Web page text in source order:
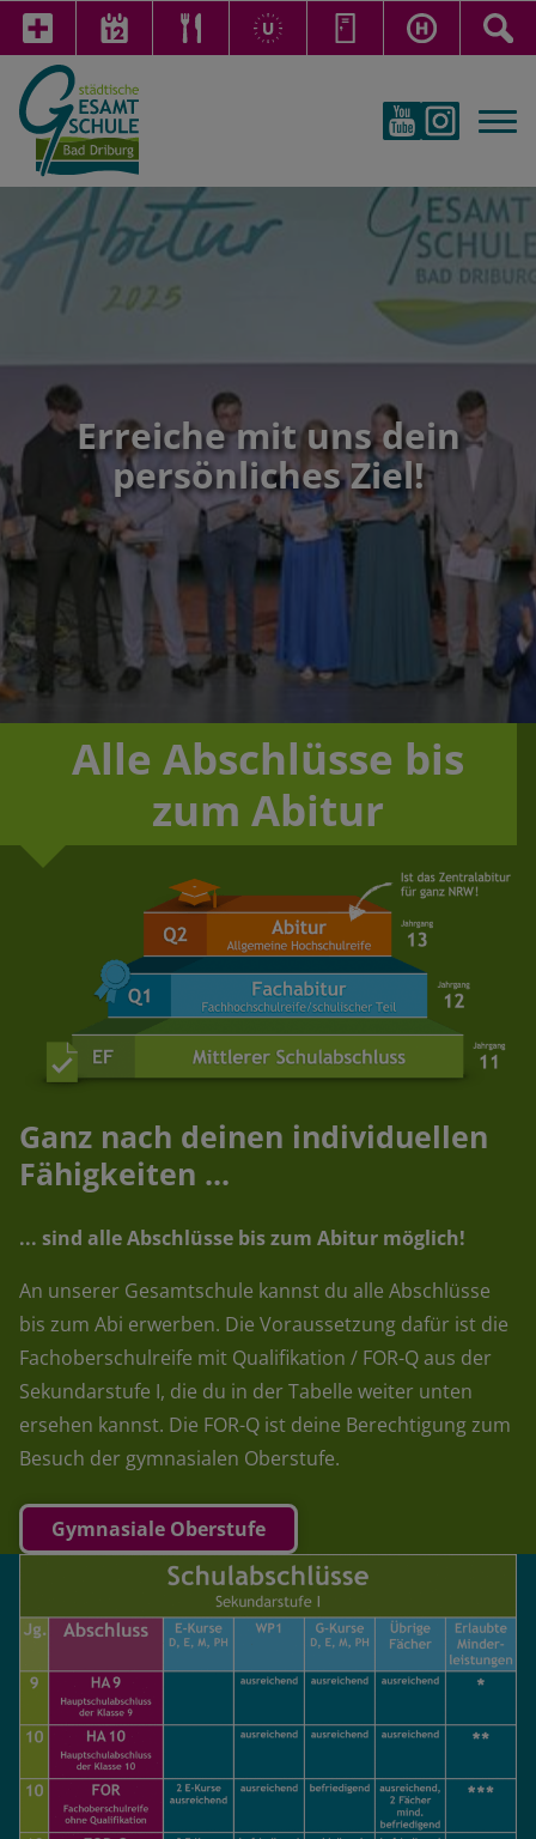
Erreiche mit uns dein
persönliches Ziel!
Alle Abschlüsse bis
zum Abitur
Ganz nach deinen individuellen
Fähigkeiten ...
... sind alle Abschlüsse bis zum Abitur möglich!
An unserer Gesamtschule kannst du alle Abschlüsse
bis zum Abi erwerben. Die Voraussetzung dafür ist die
Fachoberschulreife mit Qualifikation / FOR-Q aus der
Sekundarstufe I, die du in der Tabelle weiter unten
ersehen kannst. Die FOR-Q ist deine Berechtigung zum
Besuch der gymnasialen Oberstufe.
Gymnasiale Oberstufe